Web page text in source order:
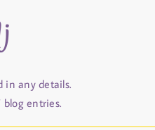
in any details.
blog entries.